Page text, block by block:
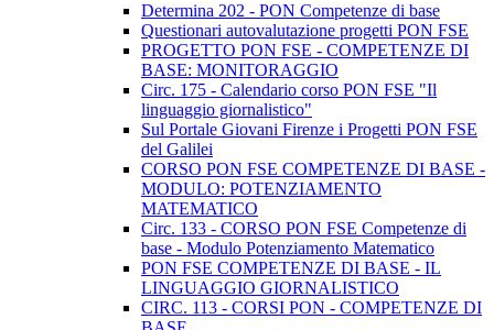
Determina 202 - PON Competenze di base
Questionari autovalutazione progetti PON FSE
PROGETTO PON FSE - COMPETENZE DI
BASE: MONITORAGGIO
Circ. 175 - Calendario corso PON FSE "Il
linguaggio giornalistico"
Sul Portale Giovani Firenze i Progetti PON FSE
del Galilei
CORSO PON FSE COMPETENZE DI BASE -
MODULO: POTENZIAMENTO
MATEMATICO
Circ. 133 - CORSO PON FSE Competenze di
base - Modulo Potenziamento Matematico
PON FSE COMPETENZE DI BASE - IL
LINGUAGGIO GIORNALISTICO
CIRC. 113 - CORSI PON - COMPETENZE DI